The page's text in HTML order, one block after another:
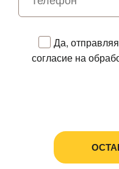
Да,
согласие на